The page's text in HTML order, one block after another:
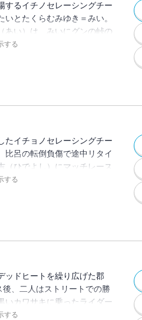
するイチノセレーシングチー
とたくらむみゆき＝みい。
あい）は、みいにグンの峠の
し）を紹介する。最終メンバ
する
たイチョノセレーシングチー
比呂の転倒負傷で途中リタイ
（ひでよし）にマッチレース
も転倒、マシンをクラッシュ
する
ッドヒートを繰り広げた郡
、二人はストリートでの勝
いカワサキに乗ったライダー
掛けてきた。最近、峠道を走
する